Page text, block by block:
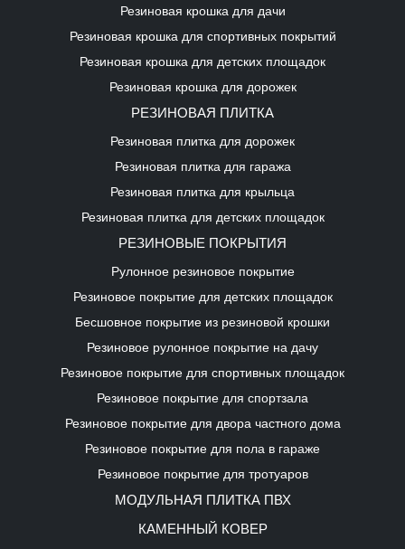
Резиновая крошка для дачи
Резиновая крошка для спортивных покрытий
Резиновая крошка для детских площадок
Резиновая крошка для дорожек
РЕЗИНОВАЯ ПЛИТКА
Резиновая плитка для дорожек
Резиновая плитка для гаража
Резиновая плитка для крыльца
Резиновая плитка для детских площадок
РЕЗИНОВЫЕ ПОКРЫТИЯ
Рулонное резиновое покрытие
Резиновое покрытие для детских площадок
Бесшовное покрытие из резиновой крошки
Резиновое рулонное покрытие на дачу
Резиновое покрытие для спортивных площадок
Резиновое покрытие для спортзала
Резиновое покрытие для двора частного дома
Резиновое покрытие для пола в гараже
Резиновое покрытие для тротуаров
МОДУЛЬНАЯ ПЛИТКА ПВХ
КАМЕННЫЙ КОВЕР